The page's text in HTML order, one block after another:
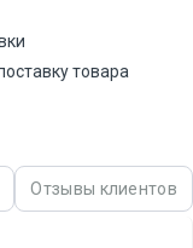
товара
Отзывы клиентов